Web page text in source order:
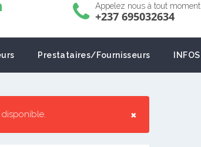
Appelez nous à tout moment
+237 695032634
Prestataires/Fournisseurs INFOS
×